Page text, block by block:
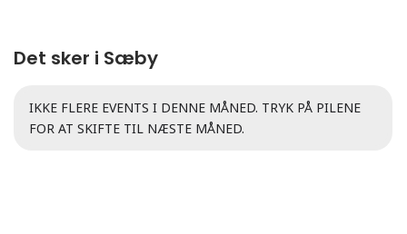
Det sker i Sæby
IKKE FLERE EVENTS I DENNE MÅNED. TRYK PÅ PILENE
FOR AT SKIFTE TIL NÆSTE MÅNED.